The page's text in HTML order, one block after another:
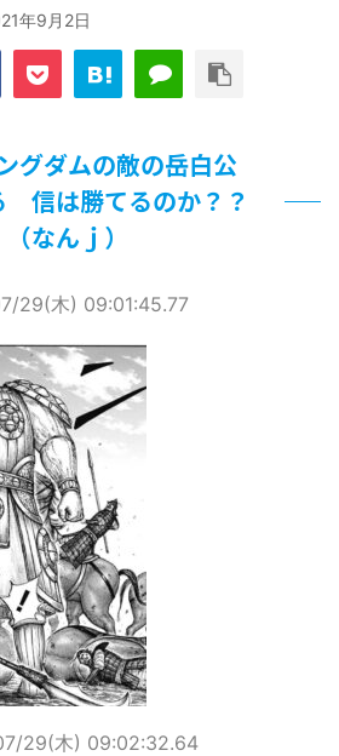
も覚醒だけ地属性との関連が意味不明だ
グランプリ・榎本彩乃、グラビア披
マ☆イリヤ』の新グッズ、流石に一線を越
!!!
体30点の女ｗｗｗ
が万バズ！！
歌は必要か?」論争
になったので限界まで極める事にした件
発!!!
マ☆イリヤ』の新グッズ、流石に一線を越
体するまでが長過ぎてつまらない」←合
だよなぁ
閉鎖しました。RSSの解除をお願いしま
】米問屋をどういう時にどこに建てるの
見終えたんだがｗｗｗ
相互RSS
年9月2日
グダムの敵の岳白公
信は勝てるのか？？
（なんｊ）
29(木) 09:01:45.77
29(木) 09:02:32.64